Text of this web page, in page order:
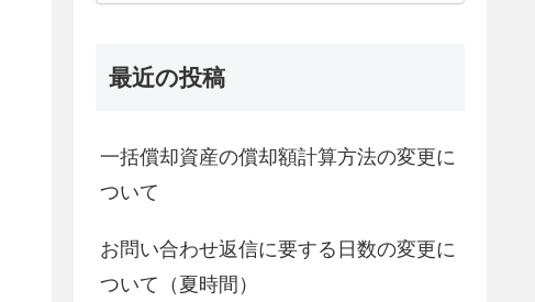
最近の投稿
一括償却資産の償却額計算方法の変更に
ついて
お問い合わせ返信に要する日数の変更に
ついて（夏時間）